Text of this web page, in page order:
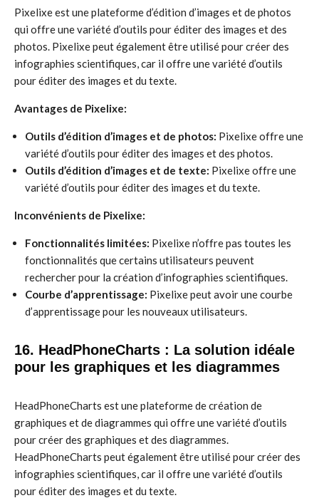
Pixelixe est une plateforme d’édition d’images et de photos
qui offre une variété d’outils pour éditer des images et des
photos. Pixelixe peut également être utilisé pour créer des
infographies scientifiques, car il offre une variété d’outils
pour éditer des images et du texte.
Avantages de Pixelixe:
Outils d’édition d’images et de photos: Pixelixe offre une
variété d’outils pour éditer des images et des photos.
Outils d’édition d’images et de texte: Pixelixe offre une
variété d’outils pour éditer des images et du texte.
Inconvénients de Pixelixe:
Fonctionnalités limitées: Pixelixe n’offre pas toutes les
fonctionnalités que certains utilisateurs peuvent
rechercher pour la création d’infographies scientifiques.
Courbe d’apprentissage: Pixelixe peut avoir une courbe
d’apprentissage pour les nouveaux utilisateurs.
16. HeadPhoneCharts : La solution idéale
pour les graphiques et les diagrammes
HeadPhoneCharts est une plateforme de création de
graphiques et de diagrammes qui offre une variété d’outils
pour créer des graphiques et des diagrammes.
HeadPhoneCharts peut également être utilisé pour créer des
infographies scientifiques, car il offre une variété d’outils
pour éditer des images et du texte.